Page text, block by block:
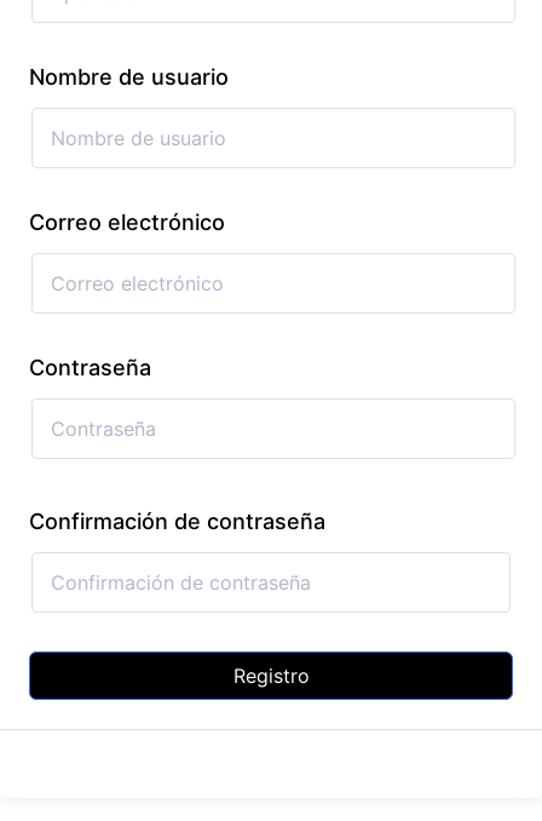
Nombre de usuario
Correo electrónico
Contraseña
Confirmación de contraseña
Registro